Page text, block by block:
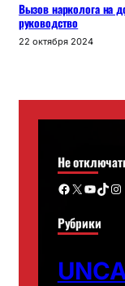
Вызов нарколога на
руководство
22 октября 2024
Не
Facebook X YouTube TikTok Instagram
Рубрики